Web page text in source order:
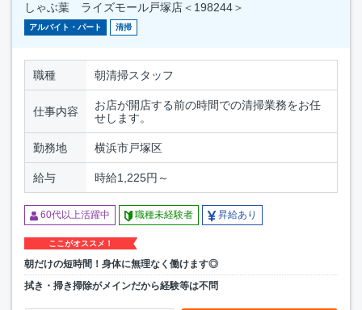
しゃぶ葉 ライズモール戸塚店＜198244＞
アルバイト・パート 清掃
職種 朝清掃スタッフ
仕事内容
お店が開店する前の時間での清掃業務をお任
せします。
勤務地 横浜市戸塚区
給与 時給1,225円～
60代以上活躍中 職種未経験者 昇給あり
ここがオススメ！
朝だけの短時間！身体に無理なく働けます◎
拭き・掃き掃除がメインだから経験等は不問